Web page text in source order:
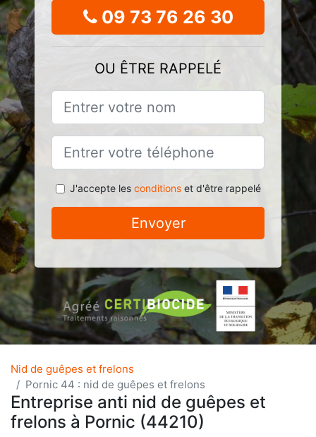
09 73 76 26 30
OU ÊTRE RAPPELÉ
J'accepte les conditionset d'être rappelé
Envoyer
Nid de guêpes et frelons
Pornic 44 : nid de guêpes et frelons
Entreprise anti nid de guêpes et
frelons à Pornic (44210)